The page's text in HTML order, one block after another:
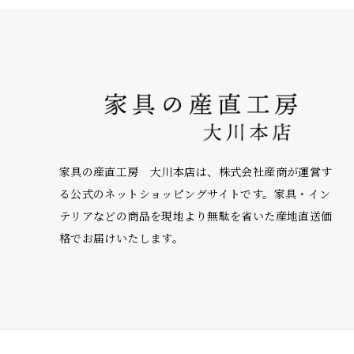
家具の産直工房 大川本店は、株式会社産商が運営す
る公式のネットショッピングサイトです。家具・イン
テリアなどの商品を現地より無駄を省いた産地直送価
格でお届けいたします。